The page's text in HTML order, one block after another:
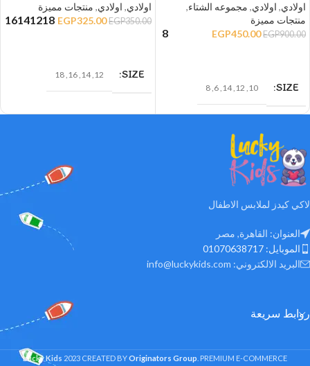
اولادي, اولادي, مجموعه الشتاء,
منتجات مميزة
EGP900.00
EGP450.00
8
SIZE
10
12
,
14
6
8
اولادي, اولادي, منتجات مميزة
EGP350.00
EGP325.00
18
12
14
16
SIZE
12
,
14
16
18
لاكي كيدز لملابس الاطفال
العنوان: القاهرة, مصر
الموبايل: 01070638717
البريد الالكتروني: info@luckykids.com
روابط سريعة
Lucky Kids 2023 CREATED BYOriginators Group . PREMIUM E-COMMERCE